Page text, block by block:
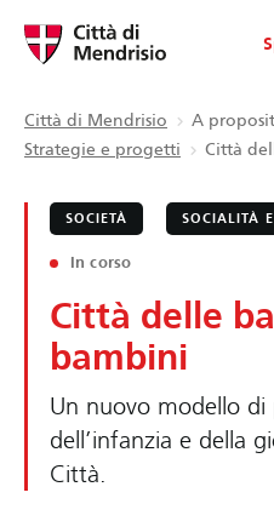
Città di Mendrisio
A
Strategie e progetti
Città
SOCIETÀ SOCIALITÀ
In corso
Città delle
bambini
Un nuovo modello di
dell’infanzia e della
Città.